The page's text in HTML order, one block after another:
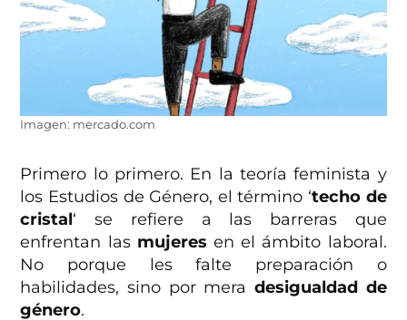
Imagen: mercado.com
Primero lo primero. En la teoría feminista y
los Estudios de Género, el término ‘techo de
cristal‘ se refiere a las barreras que
enfrentan las mujeres en el ámbito laboral.
No porque les falte preparación o
habilidades, sino por mera desigualdad de
género.